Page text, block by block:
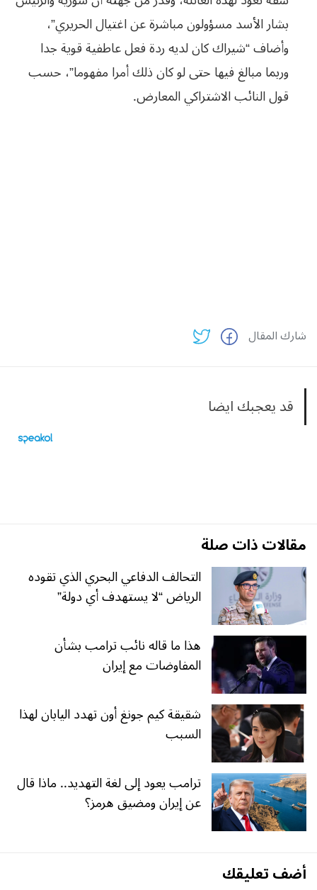
بشار الأسد مسؤولون مباشرة عن اغتيال الحريري”،
وأضاف “شيراك كان لديه ردة فعل عاطفية قوية جدا
وربما مبالغ فيها حتى لو كان ذلك أمرا مفهوما”، حسب
قول النائب الاشتراكي المعارض.
شارك المقال
قد يعجبك ايضا
مقالات ذات صلة
التحالف الدفاعي البحري الذي تقوده
الرياض “لا يستهدف أي دولة”
هذا ما قاله نائب ترامب بشأن
المفاوضات مع إيران
شقيقة كيم جونغ أون تهدد اليابان لهذا
السبب
ترامب يعود إلى لغة التهديد.. ماذا قال
عن إيران ومضيق هرمز؟
أضف تعليقك